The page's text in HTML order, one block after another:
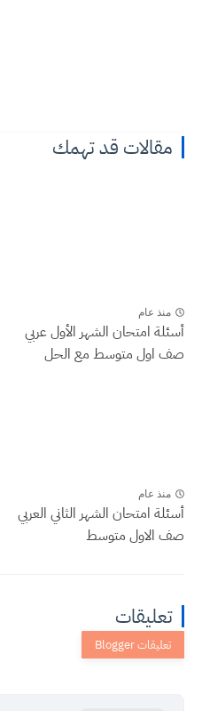
مقالات قد تهمك
منذ عام
أسئلة امتحان الشهر الأول عربي
صف اول متوسط مع الحل
منذ عام
أسئلة امتحان الشهر الثاني العربي
صف الاول متوسط
تعليقات